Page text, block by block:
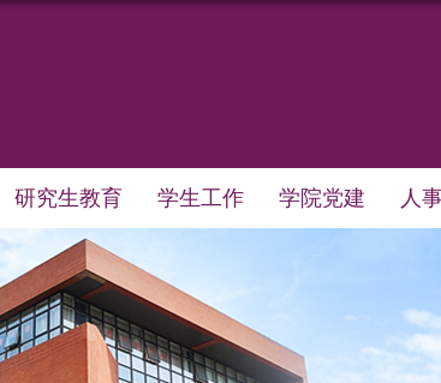
研究生教育 学生工作 学院党建 人